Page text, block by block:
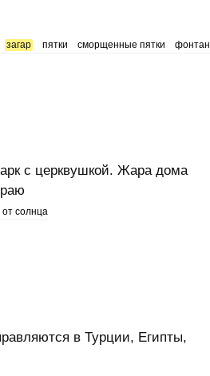
загар пятки сморщенные пятки фонтан
с церквушкой. Жара дома
от солнца
в Турции, Египты,